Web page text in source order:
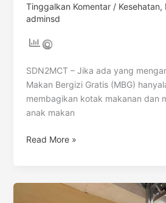
Tinggalkan Komentar / Kesehatan,
adminsd
SDN2MCT – Jika ada yang
Makan Bergizi Gratis (MBG)
membagikan kotak makanan dan
anak makan
Read More »